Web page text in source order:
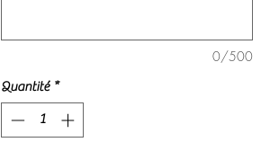
0/500
Quantité *